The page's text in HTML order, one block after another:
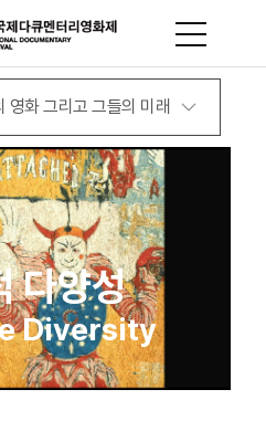
영화 그리고 그들의 미래
다양성
Diversity